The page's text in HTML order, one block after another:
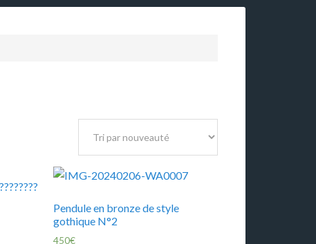
Pendule en bronze de style
gothique N°2
450€